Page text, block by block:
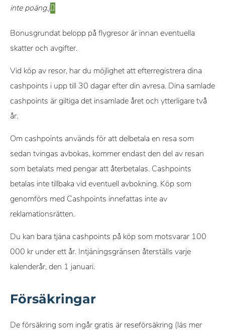
inte poäng.)
Bonusgrundat belopp på flygresor är innan eventuella
skatter och avgifter.
Vid köp av resor, har du möjlighet att efterregistrera dina
cashpoints i upp till 30 dagar efter din avresa. Dina samlade
cashpoints är giltiga det insamlade året och ytterligare två
år.
Om cashpoints används för att delbetala en resa som
sedan tvingas avbokas, kommer endast den del av resan
som betalats med pengar att återbetalas. Cashpoints
betalas inte tillbaka vid eventuell avbokning. Köp som
genomförs med Cashpoints innefattas inte av
reklamationsrätten.
Du kan bara tjäna cashpoints på köp som motsvarar 100
000 kr under ett år. Intjäningsgränsen återställs varje
kalenderår, den 1 januari.
Försäkringar
De försäkring som ingår gratis är reseförsäkring (läs mer